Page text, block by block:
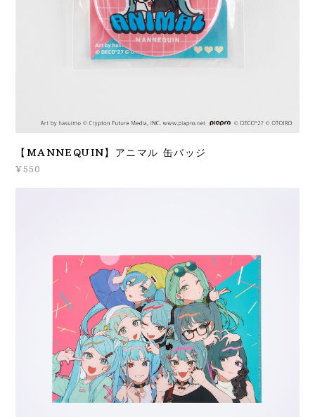
【MANNEQUIN】アニマル 缶バッジ
¥550